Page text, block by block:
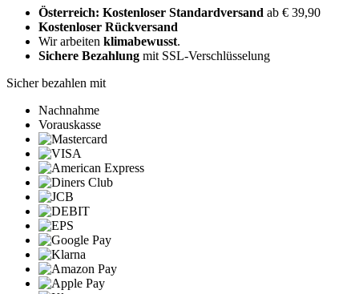
Österreich: Kostenloser Standardversand ab € 39,90
Kostenloser Rückversand
Wir arbeiten klimabewusst.
Sichere Bezahlung mit SSL-Verschlüsselung
Sicher bezahlen mit
Nachnahme
Vorauskasse